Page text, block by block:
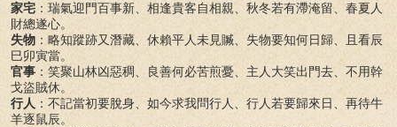
家宅 ：瑞氣迎門百事新、相逢貴客自相親、秋冬若有滯淹留、春夏人
財總遂心。
失物 ：略知蹤跡又潛藏、休賴平人未見贓、失物要知何日歸、且看辰
巳卯寅當。
官事 ：笑聚山林凶惡稠、良善何必苦煎憂、主人大笑出門去、不用幹
戈盜賊休。
行人 ：不記當初要脫身、如今求我問行人、行人若要歸來日、再待牛
羊逐鼠辰。